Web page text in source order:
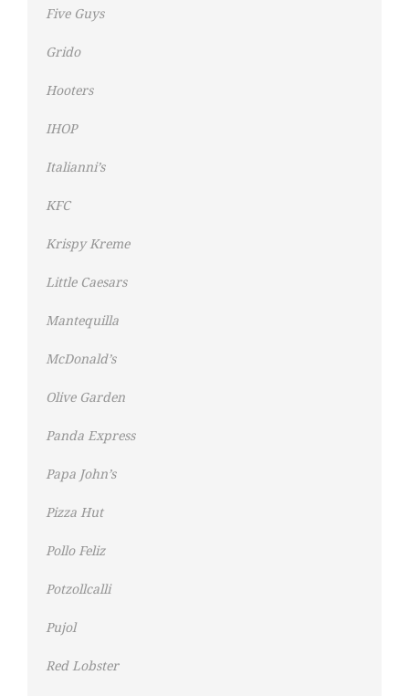
Five Guys
Grido
Hooters
IHOP
Italianni’s
KFC
Krispy Kreme
Little Caesars
Mantequilla
McDonald’s
Olive Garden
Panda Express
Papa John’s
Pizza Hut
Pollo Feliz
Potzollcalli
Pujol
Red Lobster